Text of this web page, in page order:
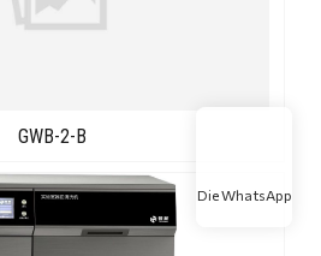
GWB-2-B
Die WhatsApp